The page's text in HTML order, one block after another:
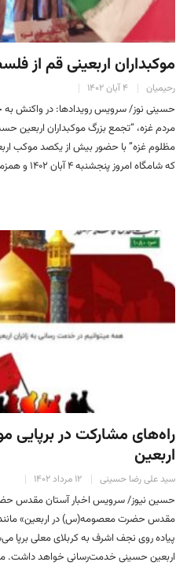
موکبداران اربعینی قم از
رحیمیان ۴ آبان ۱۴۰۲
حسینی نوز/ سرویس رویدادها: در واکنش به
مردم غزه، “تجمع بزرگ موکبداران اربعین
مظلوم غزه” با حضور بیش از یکصد موکب
که شامگاه امروز پنجشنبه ۴ آبان ۱۴۰۲ و همزمان با شام غریبان وفات حضرت […]
راه‌های مشارکت در برپایی
اربعین
سید علی رضا حسینی ۱۲ مرداد ۱۴۰۲
حسین نیوز/ سرویس اخبار آستان مقدس
پیاده روی نجف اشرف به کربلای معلی برپا
اربعین حسینی خدمت‌رسانی خواهد داشت.